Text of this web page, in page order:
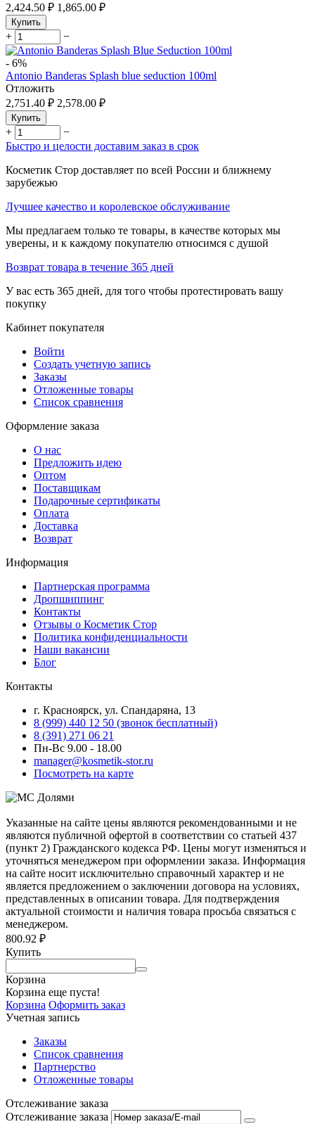
2,424.50 ₽ 1,865.00 ₽
Купить
+ −
- 6%
Antonio Banderas Splash blue seduction 100ml
Отложить
2,751.40 ₽ 2,578.00 ₽
Купить
+
−
Быстро и целости доставим заказ в срок
Косметик Стор доставляет по всей России и ближнему
зарубежью
Лучшее качество и королевское обслуживание
Мы предлагаем только те товары, в качестве которых мы
уверены, и к каждому покупателю относимся с душой
Возврат товара в течение 365 дней
У вас есть 365 дней, для того чтобы протестировать вашу
покупку
Кабинет покупателя
Войти
Создать учетную запись
Заказы
Отложенные товары
Список сравнения
Оформление заказа
О нас
Предложить идею
Оптом
Поставщикам
Подарочные сертификаты
Оплата
Доставка
Возврат
Информация
Партнерская программа
Дропшиппинг
Контакты
Отзывы о Косметик Стор
Политика конфиденциальности
Наши вакансии
Блог
Контакты
г. Красноярск, ул. Спандаряна, 13
8 (999) 440 12 50 (звонок бесплатный)
8 (391) 271 06 21
Пн-Вс 9.00 - 18.00
manager@kosmetik-stor.ru
Посмотреть на карте
Указанные на сайте цены являются рекомендованными и не
являются публичной офертой в соответствии со статьей 437
(пункт 2) Гражданского кодекса РФ. Цены могут изменяться и
уточняться менеджером при оформлении заказа. Информация
на сайте носит исключительно справочный характер и не
является предложением о заключении договора на условиях,
представленных в описании товара. Для подтверждения
актуальной стоимости и наличия товара просьба связаться с
менеджером.
800.92 ₽
Купить
Корзина
Корзина еще пуста!
Корзина Оформить заказ
Учетная запись
Заказы
Список сравнения
Партнерство
Отложенные товары
Отслеживание заказа
Отслеживание заказа